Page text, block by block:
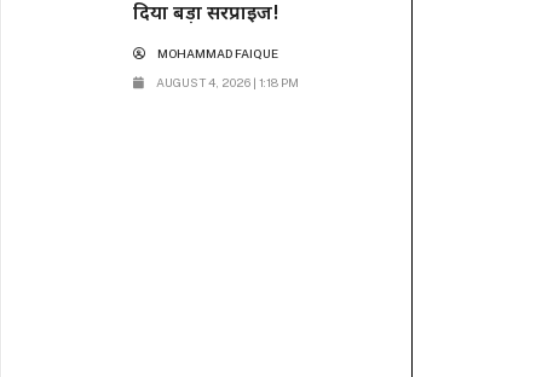
दिया बड़ा सरप्राइज!
MOHAMMAD FAIQUE
AUGUST 4, 2026 | 1:18 PM